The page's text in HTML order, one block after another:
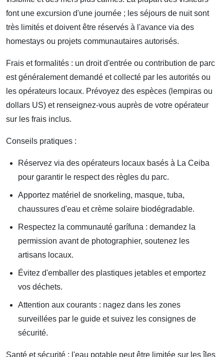
font une excursion d'une journée ; les séjours de nuit sont
très limités et doivent être réservés à l'avance via des
homestays ou projets communautaires autorisés.
Frais et formalités : un droit d'entrée ou contribution de parc
est généralement demandé et collecté par les autorités ou
les opérateurs locaux. Prévoyez des espèces (lempiras ou
dollars US) et renseignez-vous auprès de votre opérateur
sur les frais inclus.
Conseils pratiques :
Réservez via des opérateurs locaux basés à La Ceiba
pour garantir le respect des règles du parc.
Apportez matériel de snorkeling, masque, tuba,
chaussures d'eau et crème solaire biodégradable.
Respectez la communauté garífuna : demandez la
permission avant de photographier, soutenez les
artisans locaux.
Évitez d'emballer des plastiques jetables et emportez
vos déchets.
Attention aux courants : nagez dans les zones
surveillées par le guide et suivez les consignes de
sécurité.
Santé et sécurité : l'eau potable peut être limitée sur les îles